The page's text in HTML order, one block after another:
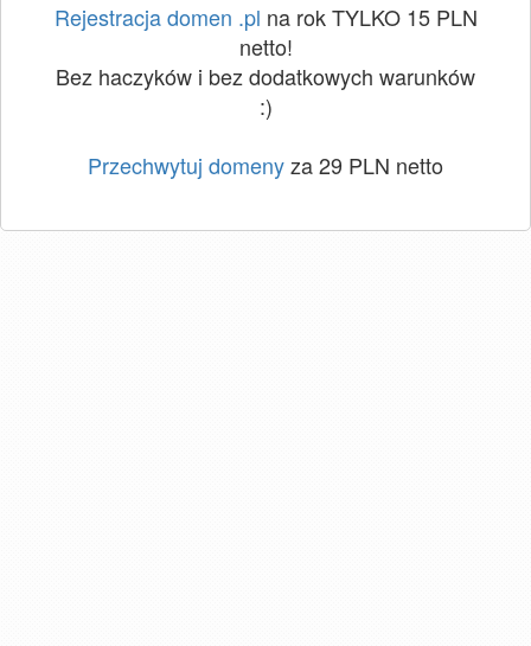
Rejestracja domen .pl na rok TYLKO 15 PLN
netto!
Bez haczyków i bez dodatkowych warunków
:)
Przechwytuj domenyza 29 PLN netto